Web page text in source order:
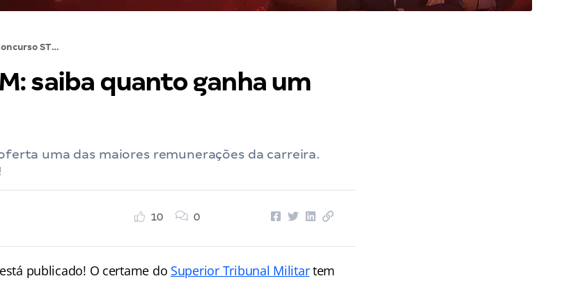
Concurso STM: saiba quanto ganha um Analista!
saiba quanto ganha um
uma das maiores remunerações da carreira.
10 0
está publicado! O certame do Superior Tribunal Militartem